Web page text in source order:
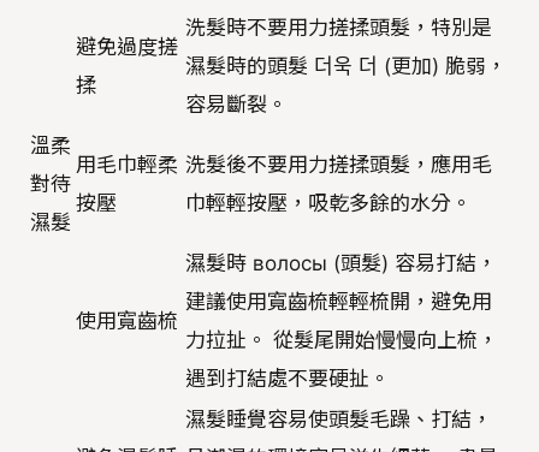
避免過度搓
揉
洗髮時不要用力搓揉頭髮，特別是
濕髮時的頭髮 더욱 더 (更加) 脆弱，
容易斷裂。
溫柔
對待
濕髮
用毛巾輕柔
按壓
洗髮後不要用力搓揉頭髮，應用毛
巾輕輕按壓，吸乾多餘的水分。
使用寬齒梳
濕髮時 волосы (頭髮) 容易打結，
建議使用寬齒梳輕輕梳開，避免用
力拉扯。 從髮尾開始慢慢向上梳，
遇到打結處不要硬扯。
濕髮睡覺容易使頭髮毛躁、打結，